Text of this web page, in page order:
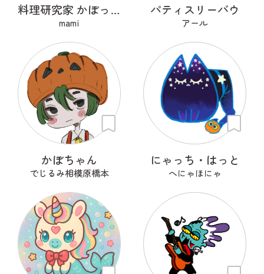
料理研究家 かぼっちゃ王子
mami
パティスリーバウ
アール
かぼちゃん
でじるみ相模原橋本
にゃっち・はっと
へにゃほにゃ